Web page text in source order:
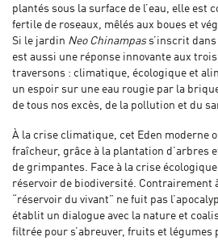
plantés sous la surface de l’eau, elle est
fertile de roseaux, mêlés aux boues et
Si le jardin Neo Chinampass’inscrit
est aussi une réponse innovante aux
traversons : climatique, écologique et
un espoir sur une eau rougie par la
de tous nos excès, de la pollution et du
À la crise climatique, cet Eden moderne
fraîcheur, grâce à la plantation d’arbres
de grimpantes. Face à la crise
réservoir de biodiversité. Contrairement
“réservoir du vivant” ne fuit pas
établit un dialogue avec la nature et
filtrée pour s’abreuver, fruits et légumes